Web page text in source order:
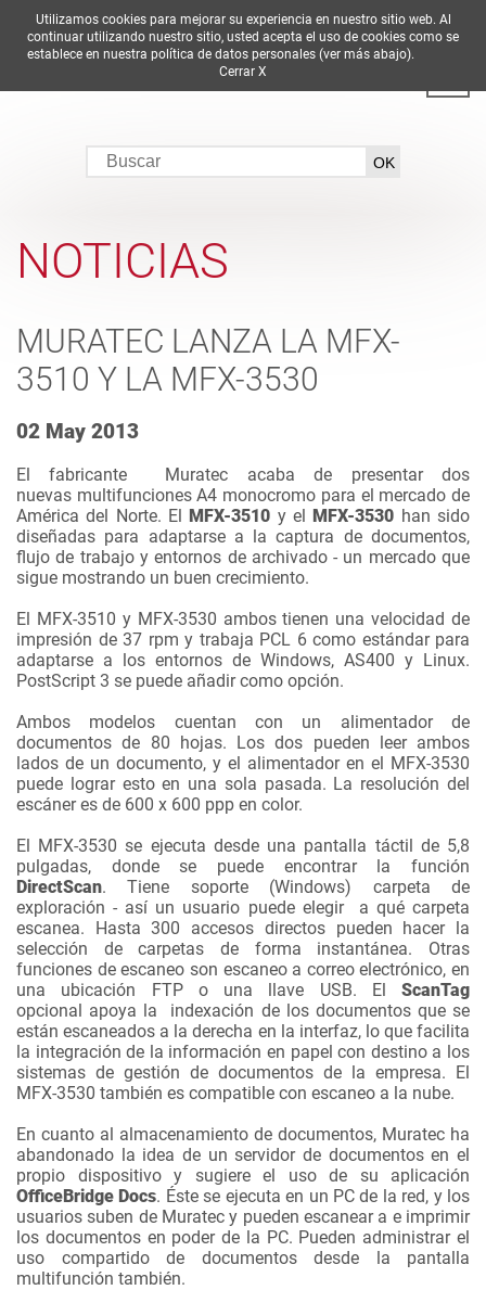
DE EN ES FR
NOTICIAS
MURATEC LANZA LA MFX-
3510 Y LA MFX-3530
02 May 2013
El fabricante Muratec acaba de presentar
dos
nuevas multifuncionesA4 monocromo para el mercado de
América del Norte. El MFX-3510 y el MFX-3530 han sido
diseñadas para adaptarse a la captura de documentos,
flujo de trabajo y entornos de archivado - un mercado que
sigue mostrando un buen crecimiento.
El MFX-3510 y MFX-3530 ambos tienen una velocidad de
impresión de 37 rpm y trabaja PCL 6 como estándar para
adaptarse a los entornos de Windows, AS400 y Linux.
PostScript 3 se puede añadir como opción.
Ambos modelos cuentan con
un
alimentador de
documentos de 80 hojas. Los dos pueden leer ambos
lados de un documento, y el alimentador en el MFX-3530
puede lograr esto en una sola pasada. La resolución del
escáner es de 600 x 600 ppp en color.
El MFX-3530 se ejecuta desde una pantalla táctil de 5,8
pulgadas,
donde se puede encontrar la función
DirectScan. Tiene soporte (Windows)
carpeta de
exploración - así un usuario puede elegir a qué carpeta
escanea. Hasta 300 accesos directos pueden hacer la
selección de carpetas de forma instantánea.
Otras
funciones de escaneo son escaneo a correo electrónico, en
una ubicación FTP
o una llave USB. El
ScanTag
opcional apoya la indexación de los documentos que se
están escaneados a la derecha en la interfaz, lo que facilita
la integración de la información en papel con destino a los
sistemas de gestión de documentos de la empresa. El
MFX-3530 también es compatible con escaneo a la nube.
En cuanto al almacenamiento de documentos, Muratec ha
abandonado la idea de un servidor de documentos en el
propio dispositivo
y sugiere el uso de su
aplicación
OfficeBridge Docs. Éste se ejecuta en un PC de la red, y los
usuarios suben de Muratec y pueden escanear a e imprimir
los documentos en poder de la PC. Pueden administrar el
uso compartido
de documentos desde la
pantalla
multifunción también.
Utilizamos cookies para mejorar su experiencia en nuestro sitio web. Al
continuar utilizando nuestro sitio, usted acepta el uso de cookies como se
establece en nuestra política de datos personales (ver más abajo).
Cerrar X